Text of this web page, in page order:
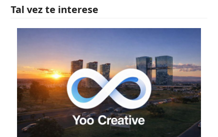
Tal vez te interese